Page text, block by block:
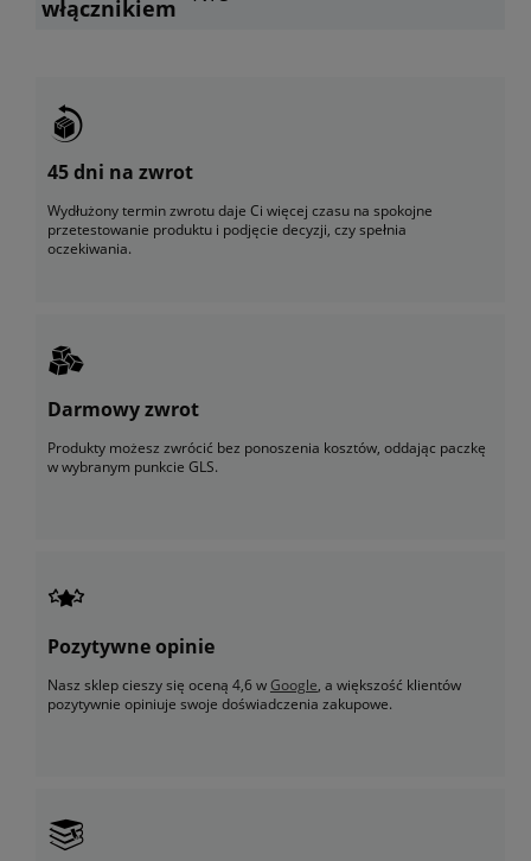
włącznikiem
45 dni na zwrot
Wydłużony termin zwrotu daje Ci więcej czasu na spokojne
przetestowanie produktu i podjęcie decyzji, czy spełnia
oczekiwania.
Darmowy zwrot
Produkty możesz zwrócić bez ponoszenia kosztów, oddając paczkę
w wybranym punkcie GLS.
Pozytywne opinie
Nasz sklep cieszy się oceną 4,6 wGoogle, a większość klientów
pozytywnie opiniuje swoje doświadczenia zakupowe.